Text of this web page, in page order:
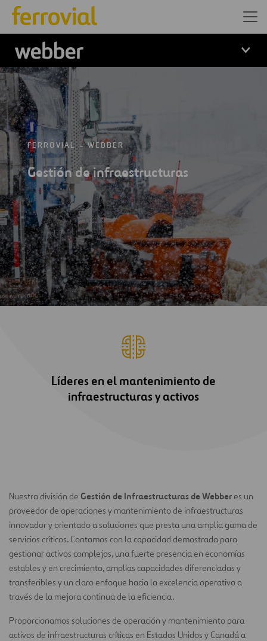
Logo Webber
FERROVIAL WEBBER
Gestión de infraestructuras
Líderes en el mantenimiento de
infraestructuras y activos
Nuestra división de Gestión de Infraestructuras de Webber es un
proveedor de operaciones y mantenimiento de infraestructuras
innovador y orientado a soluciones que presta una amplia gama de
servicios críticos. Contamos con la capacidad demostrada para
gestionar activos complejos, una fuerte presencia en economías
estables y en crecimiento, amplias capacidades diferenciadas y
transferibles y un claro enfoque hacia la excelencia operativa a
través de la mejora continua de la eficiencia.
Proporcionamos soluciones de operación y mantenimiento para
activos de infraestructuras críticas en Estados Unidos y Canadá a